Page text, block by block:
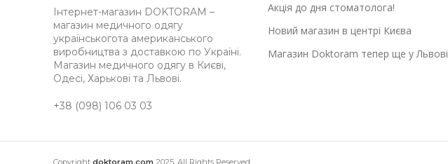
Інтернет-магазин DOKTORAM –
магазин медичного одягу
українськогота американського
виробництва з доставкою по Україні.
Магазин медичного одягу в Києві,
Одесі, Харькові та Львові.
+38 (098) 106 03 03
Акція до дня стоматолога!
Новий магазин в центрі Києва
Магазин Doktoram тепер ще у Львові
Copyright doktoram.com 2025. All Rights Reserved